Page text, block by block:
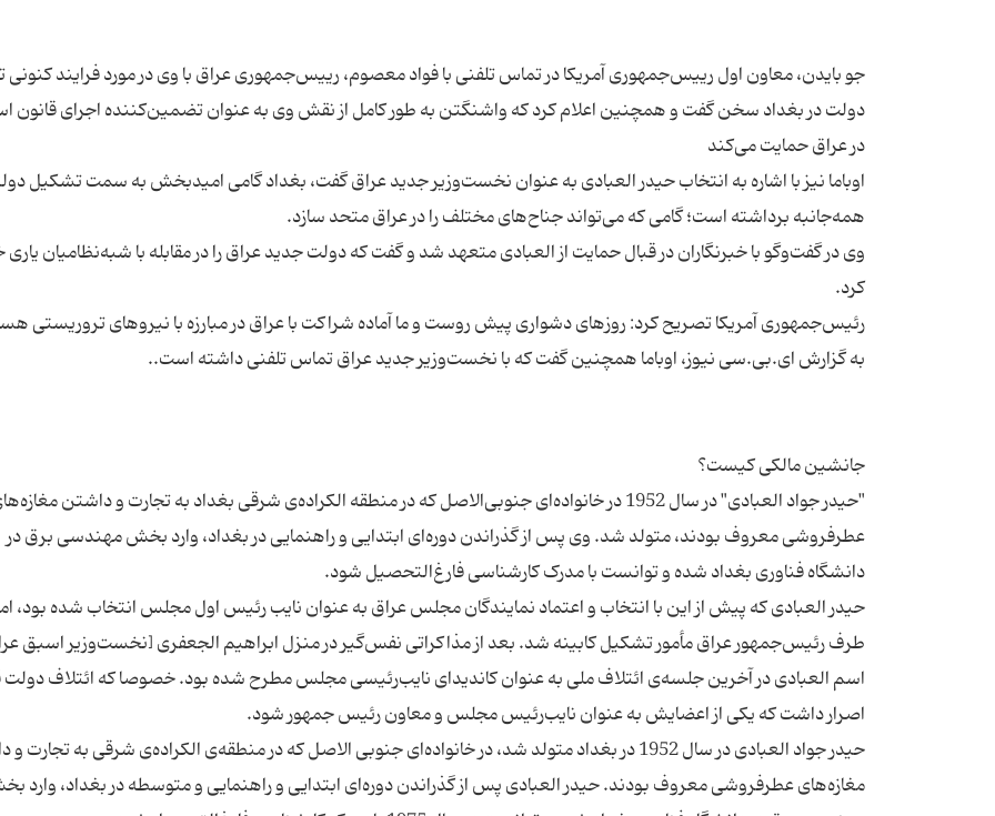
جو بایدن، معاون اول رییس‌جمهوری آمریکا در تماس تلفنی با فواد معصوم، رییس‌جمهوری عراق با وی در مورد فرایند
دولت در بغداد سخن گفت و همچنین اعلام کرد که واشنگتن به طور کامل از نقش وی به عنوان تضمین‌کننده اجرای قانون
اوباما نیز با اشاره به انتخاب حیدر العبادی به عنوان نخست‌وزیر جدید عراق گفت، بغداد گامی امیدبخش به سمت تشکیل
وی در گفت‌وگو با خبرنگاران در قبال حمایت از العبادی متعهد شد و گفت که دولت جدید عراق را در مقابله با شبه‌نظامیان
"حیدر جواد العبادی" در سال 1952 در خانواده‌ای جنوبی‌الاصل که در منطقه‌ الکراده‌ی شرقی بغداد به تجارت و داشتن
عطرفروشی معروف بودند، متولد شد. وی پس از گذراندن دوره‌ای ابتدایی و راهنمایی در بغداد، وارد بخش مهندسی برق در
حیدر العبادی که پیش از این با انتخاب و اعتماد نمایندگان مجلس عراق به عنوان نایب رئیس اول مجلس انتخاب شده بود،
طرف رئیس‌جمهور عراق مأمور تشکیل کابینه شد. بعد از مذاکراتی نفس‌گیر در منزل ابراهیم الجعفری [نخست‌وزیر اسبق
اسم العبادی در آخرین جلسه‌ی ائتلاف ملی به عنوان کاندیدای نایب‌رئیسی مجلس مطرح شده بود. خصوصا که ائتلاف دولت
حیدر جواد العبادی در سال 1952 در بغداد متولد شد، در خانواده‌ای جنوبی الاصل که در منطقه‌ی الکراده‌ی شرقی به
مغازه‌های عطرفروشی معروف بودند. حیدر العبادی پس از گذراندن دوره‌ای ابتدایی و راهنمایی و متوسطه در بغداد، وارد